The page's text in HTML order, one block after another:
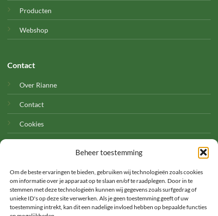
Beheer toestemming
Om de beste ervaringen te bieden, gebruiken wij technologieën zoals cookies
om informatie over je apparaat op te slaan en/of te raadplegen. Door in te
stemmen met deze technologieën kunnen wij gegevens zoals surfgedrag of
unieke ID's op deze site verwerken. Als je geen toestemming geeft of uw
toestemming intrekt, kan dit een nadelige invloed hebben op bepaalde functies
Producten
Webshop
Contact
Over Rianne
Contact
Cookies
©